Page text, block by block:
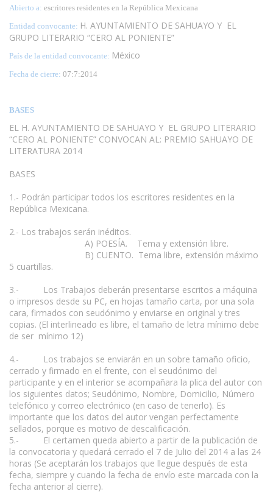
Abierto a: escritores residentes en la República Mexicana
Entidad convocante: H. AYUNTAMIENTO DE SAHUAYO Y EL
GRUPO LITERARIO “CERO AL PONIENTE”
País de la entidad convocante: México
Fecha de cierre: 07:7:2014
BASES
EL H. AYUNTAMIENTO DE SAHUAYO Y EL GRUPO LITERARIO
“CERO AL PONIENTE” CONVOCAN AL: PREMIO SAHUAYO DE
LITERATURA 2014
BASES
1.- Podrán participar todos los escritores residentes en la
República Mexicana.
2.- Los trabajos serán inéditos.
A) POESÍA. Tema y extensión libre.
B) CUENTO. Tema libre, extensión máximo
5 cuartillas.
3.- Los Trabajos deberán presentarse escritos a máquina
o impresos desde su PC, en hojas tamaño carta, por una sola
cara, firmados con seudónimo y enviarse en original y tres
copias. (El interlineado es libre, el tamaño de letra mínimo debe
de ser mínimo 12)
4.- Los trabajos se enviarán en un sobre tamaño oficio,
cerrado y firmado en el frente, con el seudónimo del
participante y en el interior se acompañara la plica del autor con
los siguientes datos; Seudónimo, Nombre, Domicilio, Número
telefónico y correo electrónico (en caso de tenerlo). Es
importante que los datos del autor vengan perfectamente
sellados, porque es motivo de descalificación.
5.- El certamen queda abierto a partir de la publicación de
la convocatoria y quedará cerrado el 7 de Julio del 2014 a las 24
horas (Se aceptarán los trabajos que llegue después de esta
fecha, siempre y cuando la fecha de envío este marcada con la
fecha anterior al cierre).